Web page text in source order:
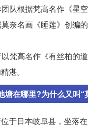
队根据梵高名作《星空
奈名画《睡莲》创编
梵高名作《有丝柏的
湛。
塘在哪里?为什么又叫“
于日本岐阜县，坐落在